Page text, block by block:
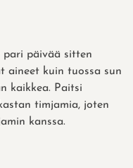
pari päivää sitten
aineet kuin tuossa sun
kaikkea. Paitsi
timjamia, joten
kanssa.